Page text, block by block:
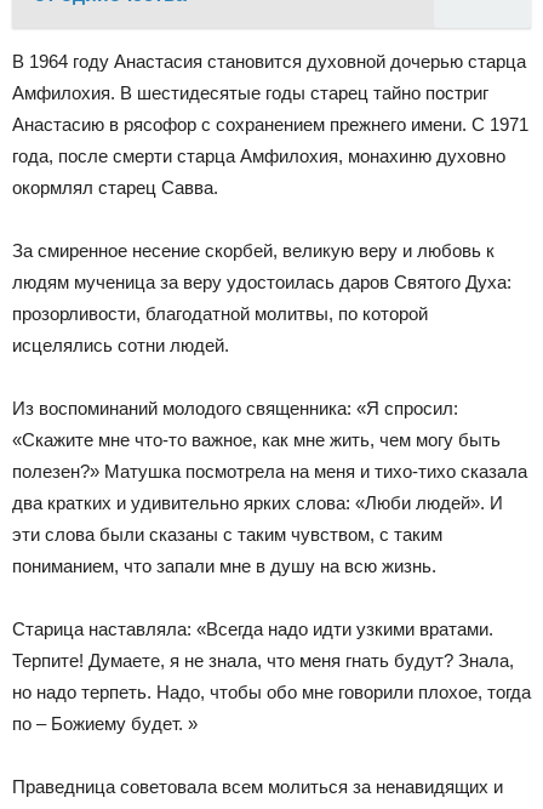
В 1964 году Анастасия становится духовной дочерью старца
Амфилохия. В шестидесятые годы старец тайно постриг
Анастасию в рясофор с сохранением прежнего имени. С 1971
года, после смерти старца Амфилохия, монахиню духовно
окормлял старец Савва.
За смиренное несение скорбей, великую веру и любовь к
людям мученица за веру удостоилась даров Святого Духа:
прозорливости, благодатной молитвы, по которой
исцелялись сотни людей.
Из воспоминаний молодого священника: «Я спросил:
«Скажите мне что-то важное, как мне жить, чем могу быть
полезен?» Матушка посмотрела на меня и тихо-тихо сказала
два кратких и удивительно ярких слова: «Люби людей». И
эти слова были сказаны с таким чувством, с таким
пониманием, что запали мне в душу на всю жизнь.
Старица наставляла: «Всегда надо идти узкими вратами.
Терпите! Думаете, я не знала, что меня гнать будут? Знала,
но надо терпеть. Надо, чтобы обо мне говорили плохое, тогда
по – Божиему будет. »
Праведница советовала всем молиться за ненавидящих и